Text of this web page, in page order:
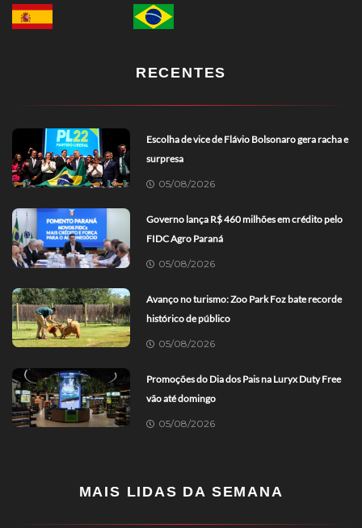
RECENTES
Escolha de vice de Flávio Bolsonaro gera racha e
surpresa
05/08/2026
Governo lança R$ 460 milhões em crédito pelo
FIDC Agro Paraná
05/08/2026
Avanço no turismo: Zoo Park Foz bate recorde
histórico de público
05/08/2026
Promoções do Dia dos Pais na Luryx Duty Free
vão até domingo
05/08/2026
MAIS LIDAS DA SEMANA